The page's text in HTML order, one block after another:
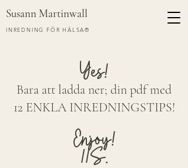
Susann Martinwall
INREDNING FÖR HÄLSA®
Yes!
Bara att ladda ner; din pdf med
12 ENKLA INREDNINGSTIPS!
Enjoy!
//S.